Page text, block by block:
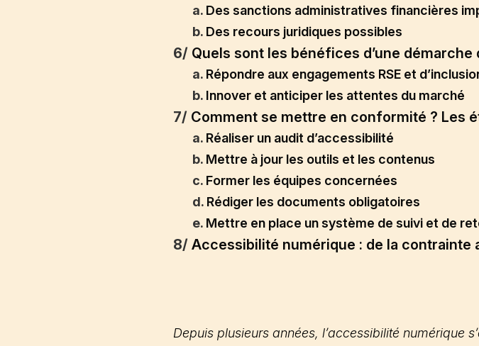
a. Des sanctions administratives financières
b. Des recours juridiques possibles
6/ Quels sont les bénéfices d’une démarche
a. Répondre aux engagements RSE et
b. Innover et anticiper les attentes du marché
7/ Comment se mettre en conformité ? Les
a. Réaliser un audit d’accessibilité
b. Mettre à jour les outils et les contenus
c. Former les équipes concernées
d. Rédiger les documents obligatoires
e. Mettre en place un système de suivi et de
8/ Accessibilité numérique : de la contrainte
Depuis plusieurs années, l’accessibilité numérique